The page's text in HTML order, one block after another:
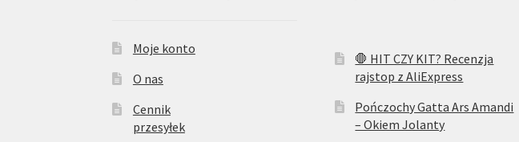
Moje konto
O nas
Cennik
przesyłek
🛑 HIT CZY KIT? Recenzja
rajstop z AliExpress
Pończochy Gatta Ars Amandi
– Okiem Jolanty